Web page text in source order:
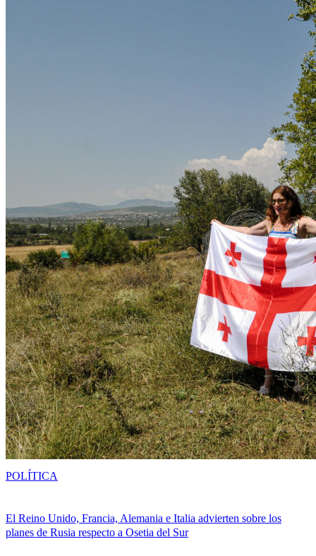
El Reino Unido, Francia, Alemania e Italia advierten sobre los
planes de Rusia respecto a Osetia del Sur
POLÍTICA